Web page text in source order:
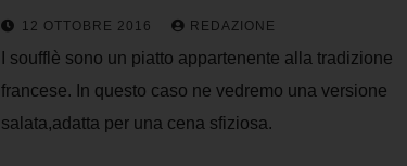
12 OTTOBRE 2016 REDAZIONE
I soufflè sono un piatto appartenente alla tradizione
francese. In questo caso ne vedremo una versione
salata,adatta per una cena sfiziosa.